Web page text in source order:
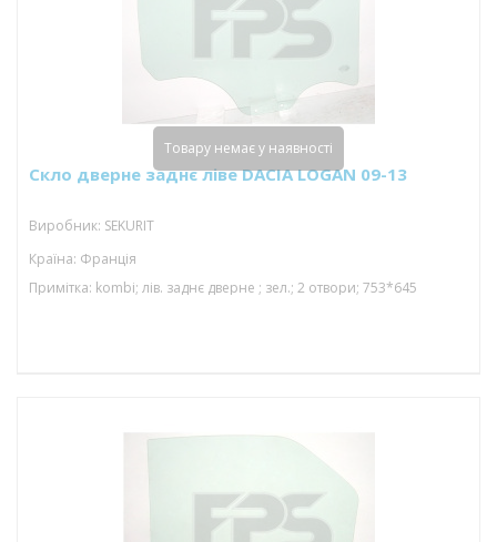
Скло дверне заднє ліве DACIA LOGAN 09-13
Виробник: SEKURIT
Країна: Франція
Примітка: kombi; лів. заднє дверне ; зел.; 2 отвори; 753*645
Товару немає у наявності